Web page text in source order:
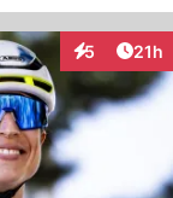
5
Interaktionen
21h